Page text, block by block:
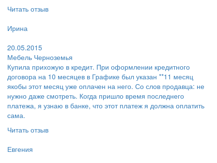
Читать отзыв
Ирина
20.05.2015
Мебель Черноземья
Купила прихожую в кредит. При оформлении кредитного
договора на 10 месяцев в Графике был указан **11 месяц
якобы этот месяц уже оплачен на него. Со слов продавца: не
нужно даже смотреть. Когда пришло время последнего
платежа, я узнаю в банке, что этот платеж я должна оплатить
сама.
Читать отзыв
Евгения